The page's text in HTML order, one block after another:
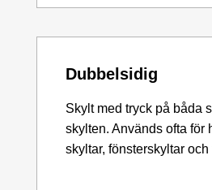
Dubbelsidig
Skylt med tryck på båda
skylten. Används ofta för
skyltar, fönsterskyltar och